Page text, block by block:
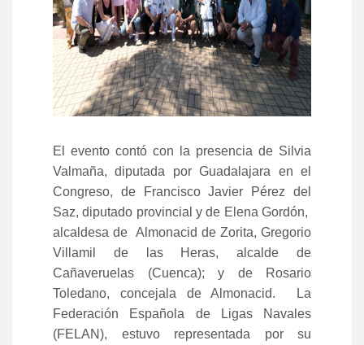
El evento contó con la presencia de Silvia
Valmaña, diputada por Guadalajara en el
Congreso, de Francisco Javier Pérez del
Saz, diputado provincial y de Elena Gordón,
alcaldesa de Almonacid de Zorita, Gregorio
Villamil de las Heras, alcalde de
Cañaveruelas (Cuenca); y de Rosario
Toledano, concejala de Almonacid. La
Federación Española de Ligas Navales
(FELAN), estuvo representada por su